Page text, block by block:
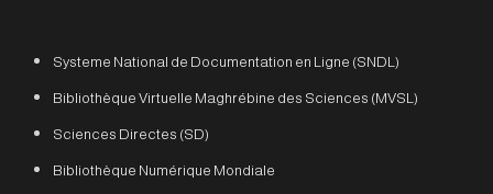
Systeme National de Documentation en Ligne (SNDL)
Bibliothèque Virtuelle Maghrébine des Sciences (MVSL)
Sciences Directes (SD)
Bibliothèque Numérique Mondiale